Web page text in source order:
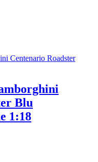
Blu
1:18